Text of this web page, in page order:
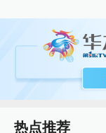
热点推荐